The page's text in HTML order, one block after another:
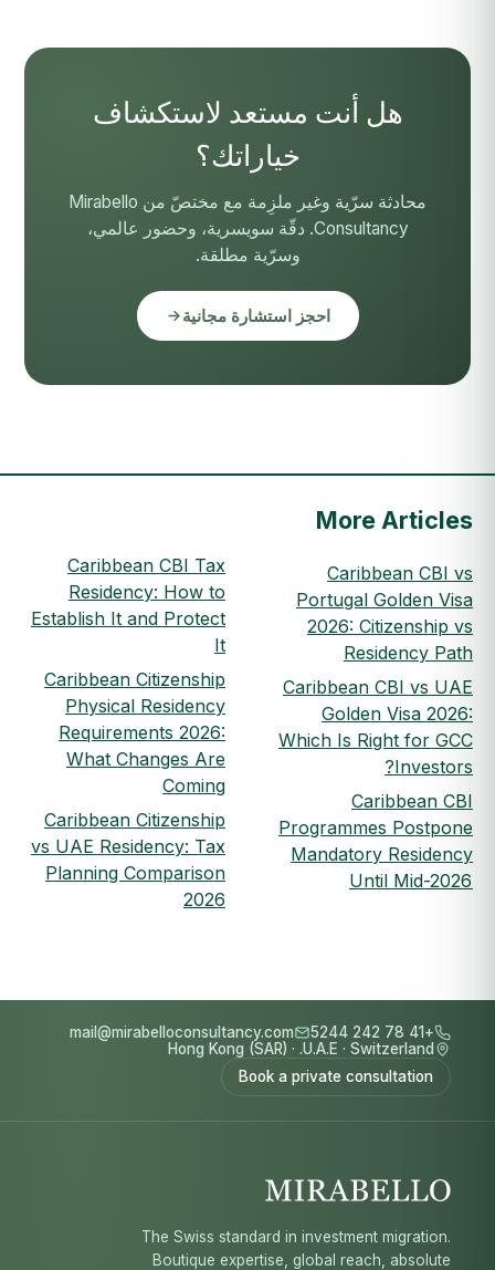
هل أنت مستعد لاستكشاف
خياراتك؟
محادثة سرّية وغير ملزِمة مع مختصّ من Mirabello
Consultancy. دقّة سويسرية، وحضور عالمي،
وسرّية مطلقة.
احجز استشارة مجانية
More Articles
Caribbean CBI vs
Portugal Golden Visa
2026: Citizenship vs
Residency Path
Caribbean CBI vs UAE
Golden Visa 2026:
Which Is Right for GCC
Investors?
Caribbean CBI
Programmes Postpone
Mandatory Residency
Until Mid-2026
Caribbean CBI Tax
Residency: How to
Establish It and Protect
It
Caribbean Citizenship
Physical Residency
Requirements 2026:
What Changes Are
Coming
Caribbean Citizenship
vs UAE Residency: Tax
Planning Comparison
2026
+41 78 242 5244
mail@mirabelloconsultancy.com
Switzerland
·
U.A.E.
·
Hong Kong (SAR)
Book a private consultation
The Swiss standard in investment migration.
Boutique expertise, global reach, absolute